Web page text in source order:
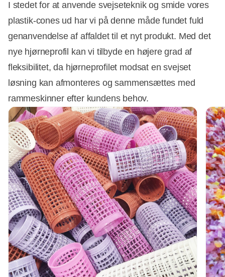
I stedet for at anvende svejseteknik og smide vores
plastik-cones ud har vi på denne måde fundet fuld
genanvendelse af affaldet til et nyt produkt. Med det
nye hjørneprofil kan vi tilbyde en højere grad af
fleksibilitet, da hjørneprofilet modsat en svejset
løsning kan afmonteres og sammensættes med
rammeskinner efter kundens behov.